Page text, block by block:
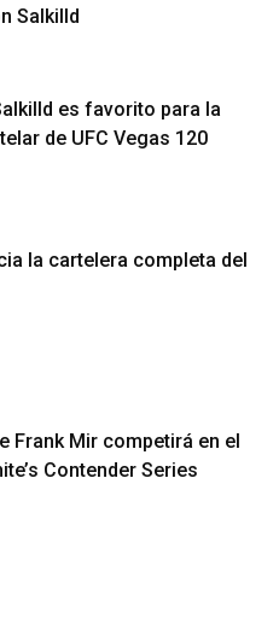
Salkilld
es favorito para la
de UFC Vegas 120
la cartelera completa del
Frank Mir competirá en el
Contender Series